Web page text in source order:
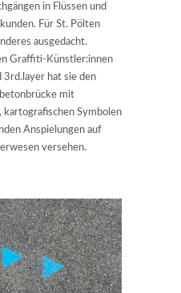
in Flüssen und
Für St. Pölten
ausgedacht.
Graffiti-Künstler:innen
3rd.layer hat sie den
mit
kartografischen Symbolen
Anspielungen auf
versehen.